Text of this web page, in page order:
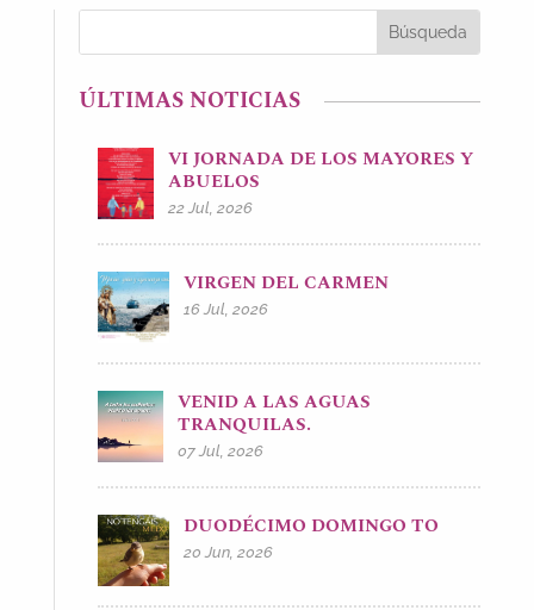
ÚLTIMAS NOTICIAS
VI JORNADA DE LOS MAYORES Y
ABUELOS
22 Jul, 2026
VIRGEN DEL CARMEN
16 Jul, 2026
VENID A LAS AGUAS
TRANQUILAS.
07 Jul, 2026
DUODÉCIMO DOMINGO TO
20 Jun, 2026